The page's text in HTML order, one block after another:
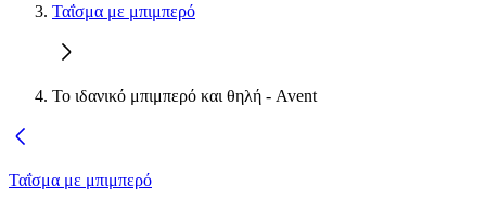
Ταΐσμα με μπιμπερό
Το ιδανικό μπιμπερό και θηλή - Avent
Ταΐσμα με μπιμπερό